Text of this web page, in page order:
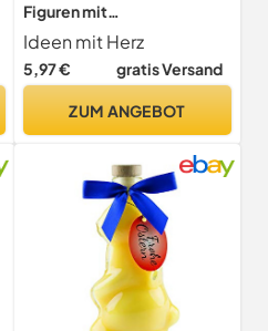
Figuren mit
Schlenkerbeinen | Frühling
& Ostern | Kantensitzer |
Kantenhocker | 18 cm
Ideen mit Herz
5,97 € gratis Versand
ZUM ANGEBOT